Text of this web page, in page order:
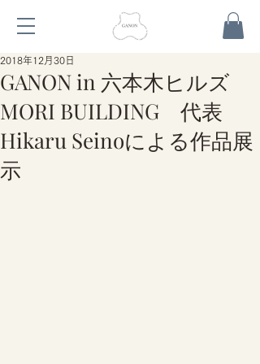
GANON in 六本木ヒルズ
MORI BUILDING 代表
Hikaru Seinoによる作品展
示
2018年12月30日